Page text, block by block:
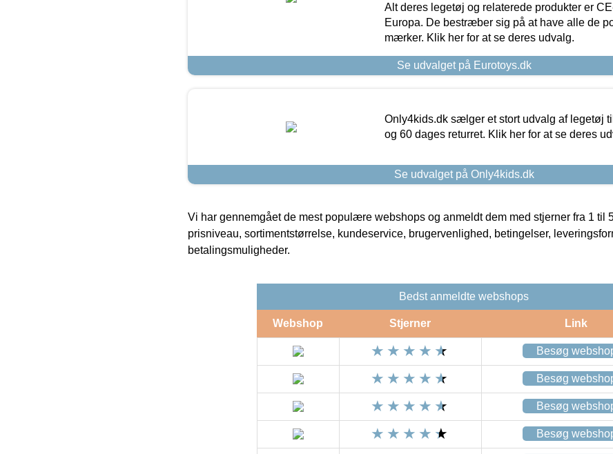
Alt deres legetøj og relaterede produkter er
Europa. De bestræber sig på at have alle de
mærker. Klik her for at se deres udvalg.
Se udvalget på Eurotoys.dk
Only4kids.dk sælger et stort udvalg af legetøj
og 60 dages returret. Klik her for at se deres
Se udvalget på Only4kids.dk
Vi har gennemgået de mest populære webshops og anmeldt dem med stjerner fra 1 til
prisniveau, sortimentstørrelse, kundeservice, brugervenlighed, betingelser,
betalingsmuligheder.
Bedst anmeldte webshops
Webshop Stjerner Link
Besøg
Besøg
Besøg
Besøg